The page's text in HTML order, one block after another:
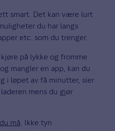
smart. Det kan være lurt
du har langs
etc. som du trenger.
på lykke og fromme.
mangler en app, kan du
i løpet av få minutter, sier
mens du gjør
må . Ikke tyn